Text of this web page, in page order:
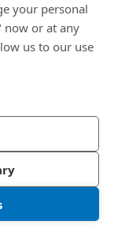
your personal
now or at any
us to our use